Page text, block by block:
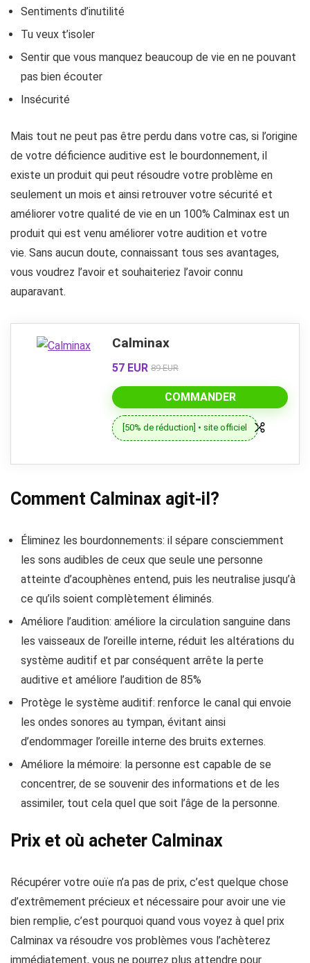
Sentiments d’inutilité
Tu veux t’isoler
Sentir que vous manquez beaucoup de vie en ne pouvant
pas bien écouter
Insécurité
Mais tout ne peut pas être perdu dans votre cas, si l’origine
de votre déficience auditive est le bourdonnement, il
existe un produit qui peut résoudre votre problème en
seulement un mois et ainsi retrouver votre sécurité et
améliorer votre qualité de vie en un 100% Calminax est un
produit qui est venu améliorer votre audition et votre
vie. Sans aucun doute, connaissant tous ses avantages,
vous voudrez l’avoir et souhaiteriez l’avoir connu
auparavant.
Calminax
57 EUR 89 EUR
COMMANDER
[50% de réduction] • site officiel
Comment Calminax agit-il?
Éliminez les bourdonnements: il sépare consciemment
les sons audibles de ceux que seule une personne
atteinte d’acouphènes entend, puis les neutralise jusqu’à
ce qu’ils soient complètement éliminés.
Améliore l’audition: améliore la circulation sanguine dans
les vaisseaux de l’oreille interne, réduit les altérations du
système auditif et par conséquent arrête la perte
auditive et améliore l’audition de 85%
Protège le système auditif: renforce le canal qui envoie
les ondes sonores au tympan, évitant ainsi
d’endommager l’oreille interne des bruits externes.
Améliore la mémoire: la personne est capable de se
concentrer, de se souvenir des informations et de les
assimiler, tout cela quel que soit l’âge de la personne.
Prix ​​et où acheter Calminax
Récupérer votre ouïe n’a pas de prix, c’est quelque chose
d’extrêmement précieux et nécessaire pour avoir une vie
bien remplie, c’est pourquoi quand vous voyez à quel prix
Calminax va résoudre vos problèmes vous l’achèterez
immédiatement, vous ne pourrez plus attendre pour